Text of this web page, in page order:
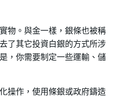
物。與金一樣，銀條也被稱
了其它投資白銀的方式所涉
，你需要制定一些運輸、儲
操作，使用條銀或政府鑄造